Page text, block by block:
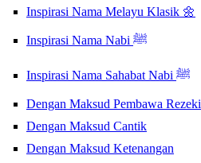
Inspirasi Nama Melayu Klasik 🌼
Inspirasi Nama Nabi ﷺ
Inspirasi Nama Sahabat Nabi ﷺ
Dengan Maksud Pembawa Rezeki
Dengan Maksud Cantik
Dengan Maksud Ketenangan